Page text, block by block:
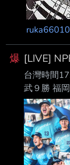
爆 [LIVE]
台灣時間
武９勝 福
SLG OPS
.382 .519
.278 .348
LF .310
矢 (L) 3B